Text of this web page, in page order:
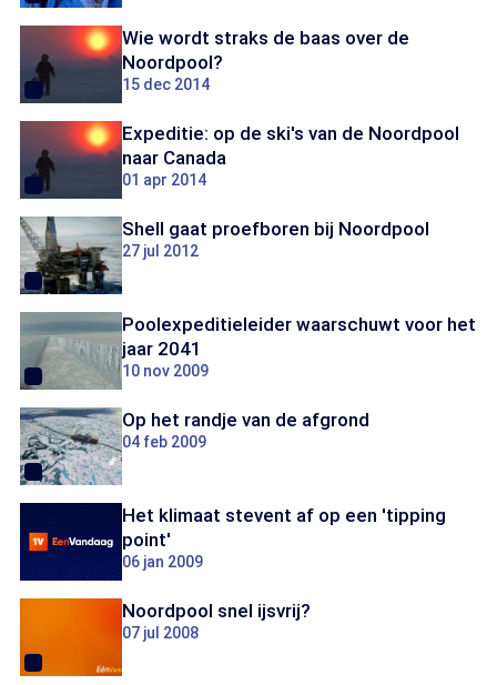
Wie wordt straks de baas over de
Noordpool?
15 dec 2014
Expeditie: op de ski's van de Noordpool
naar Canada
01 apr 2014
Shell gaat proefboren bij Noordpool
27 jul 2012
Poolexpeditieleider waarschuwt voor het
jaar 2041
10 nov 2009
Op het randje van de afgrond
04 feb 2009
Het klimaat stevent af op een 'tipping
point'
06 jan 2009
Noordpool snel ijsvrij?
07 jul 2008